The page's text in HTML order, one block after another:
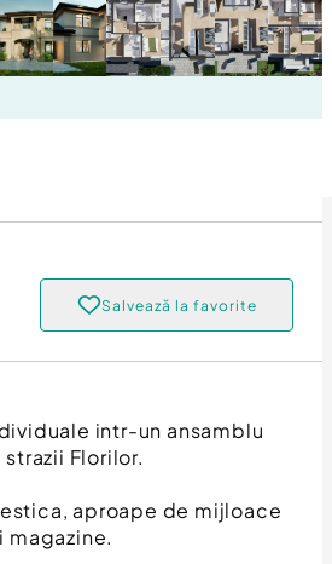
Salvează la favorite
intr-un ansamblu
Florilor.
aproape de mijloace
magazine.